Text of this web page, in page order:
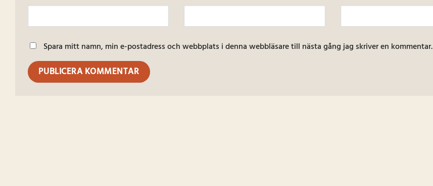
Spara mitt namn, min e-postadress och webbplats i denna webbläsare till nästa gång jag skriver en kommentar.